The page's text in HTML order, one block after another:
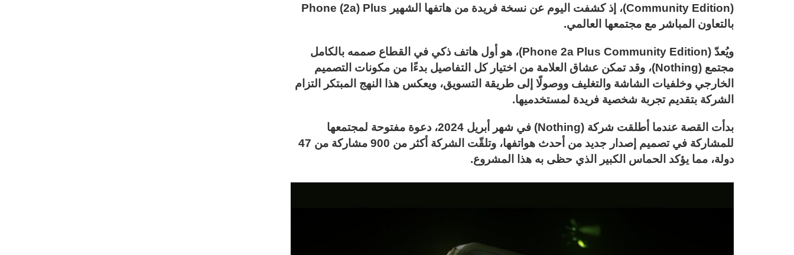
(Community Edition)، إذ كشفت اليوم عن نسخة فريدة من هاتفها الشهير Phone (2a) Plus
بالتعاون المباشر مع مجتمعها العالمي.
ويُعدّ (Phone 2a Plus Community Edition)، هو أول هاتف ذكي في القطاع صممه بالكامل
مجتمع (Nothing)، وقد تمكن عشاق العلامة من اختيار كل التفاصيل بدءًا من مكونات التصميم
الخارجي وخلفيات الشاشة والتغليف ووصولًا إلى طريقة التسويق، ويعكس هذا النهج المبتكر التزام
الشركة بتقديم تجربة شخصية فريدة لمستخدميها.
بدأت القصة عندما أطلقت شركة (Nothing) في شهر أبريل 2024، دعوة مفتوحة لمجتمعها
للمشاركة في تصميم إصدار جديد من أحدث هواتفها، وتلقّت الشركة أكثر من 900 مشاركة من 47
دولة، مما يؤكد الحماس الكبير الذي حظى به هذا المشروع.